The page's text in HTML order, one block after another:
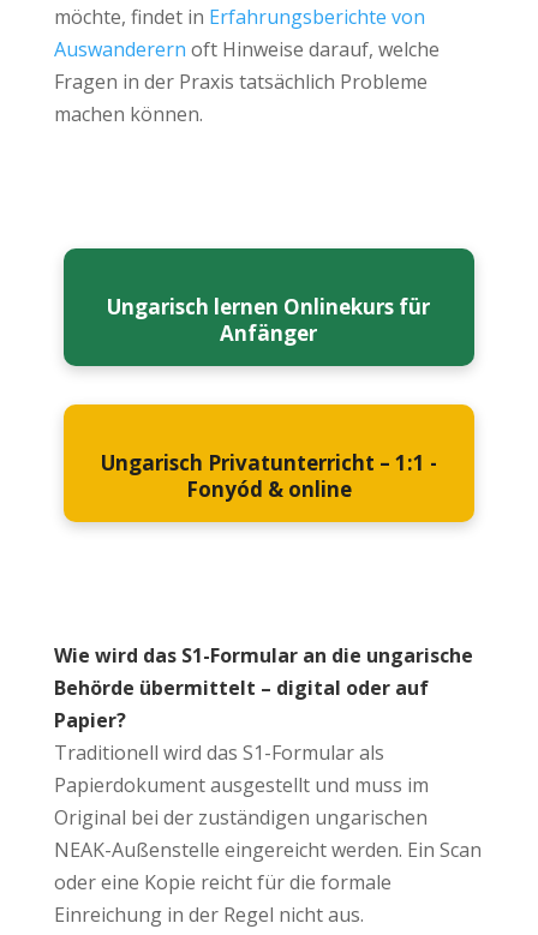
möchte, findet in Erfahrungsberichte von
Auswanderern oft Hinweise darauf, welche
Fragen in der Praxis tatsächlich Probleme
machen können.
Ungarisch lernen Onlinekurs für
Anfänger
Ungarisch Privatunterricht – 1:1 -
Fonyód & online
Wie wird das S1-Formular an die ungarische
Behörde übermittelt – digital oder auf
Papier?
Traditionell wird das S1-Formular als
Papierdokument ausgestellt und muss im
Original bei der zuständigen ungarischen
NEAK-Außenstelle eingereicht werden. Ein Scan
oder eine Kopie reicht für die formale
Einreichung in der Regel nicht aus.